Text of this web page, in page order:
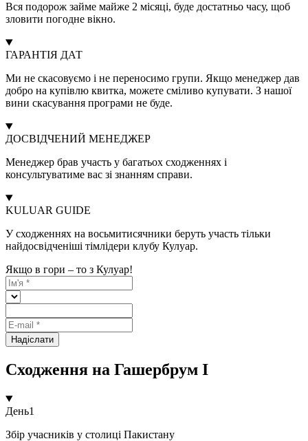
Вся подорож займе майже 2 місяці, буде достатньо часу, щоб
зловити погодне вікно.
ГАРАНТІЯ ДАТ
Ми не скасовуємо і не переносимо групи. Якщо менеджер дав
добро на купівлю квитка, можете сміливо купувати. З нашої
вини скасування програми не буде.
ДОСВІДЧЕНИЙ МЕНЕДЖЕР
Менеджер брав участь у багатьох сходженнях і
консультуватиме вас зі знанням справи.
KULUAR GUIDE
У сходженнях на восьмитисячники беруть участь тільки
найдосвідченіші тімлідери клубу Кулуар.
Якщо в гори – то з Кулуар!
Надіслати
Сходження на Гашербрум I
День1
Збір учасників у столиці Пакистану